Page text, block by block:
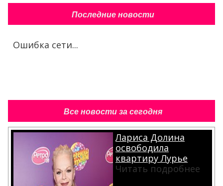
Последние новости
Ошибка сети...
Все новости за сегодня
Лариса Долина
освободила
квартиру Лурье
Читать подробнее